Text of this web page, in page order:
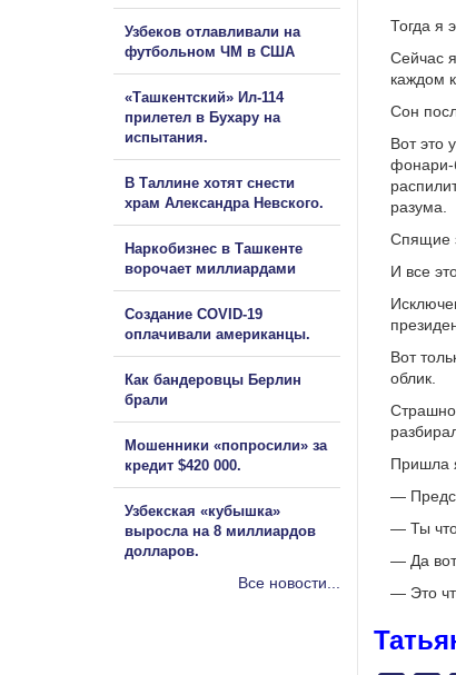
Тогда я
Сейчас
каждом
Сон
Вот это
фонари-
разума.
Спящие
И все
Вот
облик.
Пришла
—
— Ты
— Да
— Это
Узбеков отлавливали на
футбольном ЧМ в США
«Ташкентский» Ил-114
прилетел в Бухару на
испытания.
В Таллине хотят снести
храм Александра Невского.
Наркобизнес в Ташкенте
ворочает миллиардами
Создание COVID-19
оплачивали американцы.
Как бандеровцы Берлин
брали
Мошенники «попросили» за
кредит $420 000.
Узбекская «кубышка»
выросла на 8 миллиардов
долларов.
Все новости...